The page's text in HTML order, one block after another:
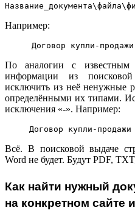
Например:
Договор купли-
По аналогии с известным
информации из
исключить из неё ненужные
определёнными их типами.
исключения «-». Например:
Договор купли-
Всё. В поисковой выдаче
Word не будет. Будут PDF,
Как найти нужный
на конкретном сайте